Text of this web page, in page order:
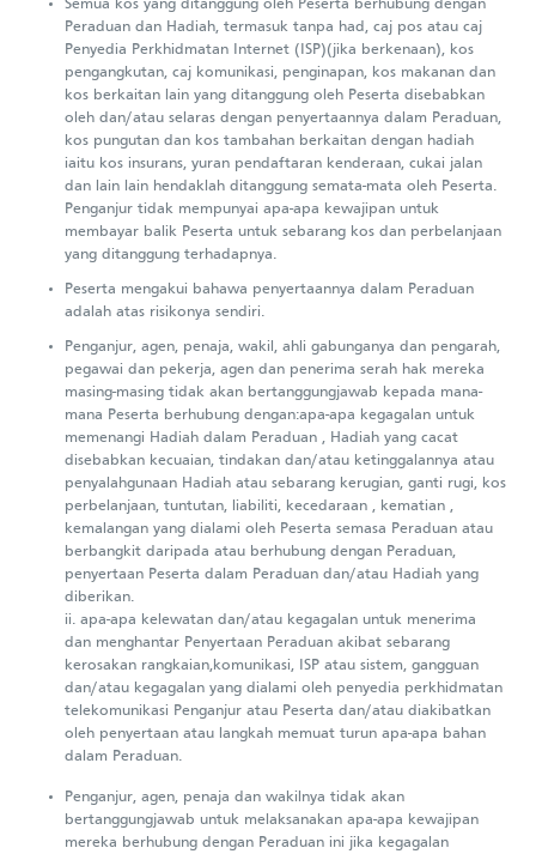
Semua kos yang ditanggung oleh Peserta berhubung dengan
Peraduan dan Hadiah, termasuk tanpa had, caj pos atau caj
Penyedia Perkhidmatan Internet (ISP)(jika berkenaan), kos
pengangkutan, caj komunikasi, penginapan, kos makanan dan
kos berkaitan lain yang ditanggung oleh Peserta disebabkan
oleh dan/atau selaras dengan penyertaannya dalam Peraduan,
kos pungutan dan kos tambahan berkaitan dengan hadiah
iaitu kos insurans, yuran pendaftaran kenderaan, cukai jalan
dan lain lain hendaklah ditanggung semata-mata oleh Peserta.
Penganjur tidak mempunyai apa-apa kewajipan untuk
membayar balik Peserta untuk sebarang kos dan perbelanjaan
yang ditanggung terhadapnya.
Peserta mengakui bahawa penyertaannya dalam Peraduan
adalah atas risikonya sendiri.
Penganjur, agen, penaja, wakil, ahli gabunganya dan pengarah,
pegawai dan pekerja, agen dan penerima serah hak mereka
masing-masing tidak akan bertanggungjawab kepada mana-
mana Peserta berhubung dengan:apa-apa kegagalan untuk
memenangi Hadiah dalam Peraduan , Hadiah yang cacat
disebabkan kecuaian, tindakan dan/atau ketinggalannya atau
penyalahgunaan Hadiah atau sebarang kerugian, ganti rugi, kos
perbelanjaan, tuntutan, liabiliti, kecedaraan , kematian ,
kemalangan yang dialami oleh Peserta semasa Peraduan atau
berbangkit daripada atau berhubung dengan Peraduan,
penyertaan Peserta dalam Peraduan dan/atau Hadiah yang
diberikan.
ii. apa-apa kelewatan dan/atau kegagalan untuk menerima
dan menghantar Penyertaan Peraduan akibat sebarang
kerosakan rangkaian,komunikasi, ISP atau sistem, gangguan
dan/atau kegagalan yang dialami oleh penyedia perkhidmatan
telekomunikasi Penganjur atau Peserta dan/atau diakibatkan
oleh penyertaan atau langkah memuat turun apa-apa bahan
dalam Peraduan.
Penganjur, agen, penaja dan wakilnya tidak akan
bertanggungjawab untuk melaksanakan apa-apa kewajipan
mereka berhubung dengan Peraduan ini jika kegagalan